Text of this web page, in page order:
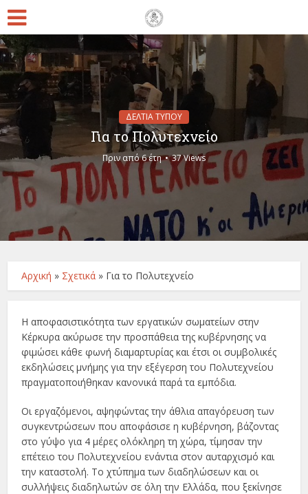
ΔΕΛΤΙΑ ΤΥΠΟΥ
Για το Πολυτεχνείο
Πριν από 6 έτη 37 Views
Αρχική » Σχετικά » Για το Πολυτεχνείο
Η αποφασιστικότητα των εργατικών σωματείων στην
Κέρκυρα ακύρωσε την προσπάθεια της κυβέρνησης να
φιμώσει κάθε φωνή διαμαρτυρίας και έτσι οι συμβολικές
εκδηλώσεις μνήμης για την εξέγερση του Πολυτεχνείου
πραγματοποιήθηκαν κανονικά παρά τα εμπόδια.
Οι εργαζόμενοι, αψηφώντας την άθλια απαγόρευση των
συγκεντρώσεων που αποφάσισε η κυβέρνηση, βάζοντας
στο γύψο για 4 μέρες ολόκληρη τη χώρα, τίμησαν την
επέτειο του Πολυτεχνείου ενάντια στον αυταρχισμό και
την καταστολή. Το χτύπημα των διαδηλώσεων και οι
συλλήψεις διαδηλωτών σε όλη την Ελλάδα, που ξεκίνησε